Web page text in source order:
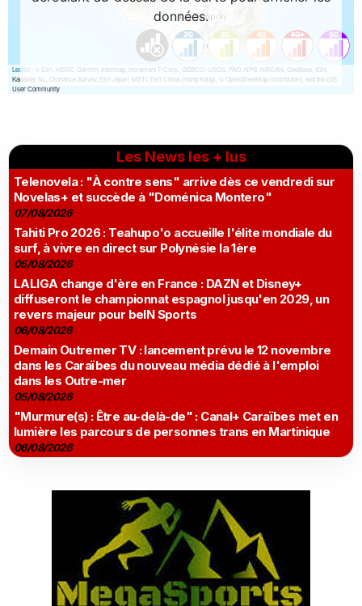
Les News les + lus
Telenovela : "À contre sens" arrive dès ce vendredi sur
Novelas+ et succède à "Doménica Montero"
07/08/2026
Tahiti Pro 2026 : Teahupo'o accueille l'élite mondiale du
surf, à vivre en direct sur Polynésie la 1ère
05/08/2026
LALIGA change d'ère en France : DAZN et Disney+
diffuseront le championnat espagnol jusqu'en 2029, un
revers majeur pour beIN Sports
06/08/2026
Demain Outremer TV : lancement prévu le 12 novembre
dans les Caraïbes du nouveau média dédié à l'emploi
dans les Outre-mer
05/08/2026
"Murmure(s) : Être au-delà-de" : Canal+ Caraïbes met en
lumière les parcours de personnes trans en Martinique
06/08/2026